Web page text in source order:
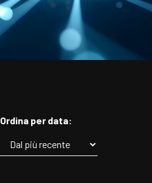
Ordina per data: